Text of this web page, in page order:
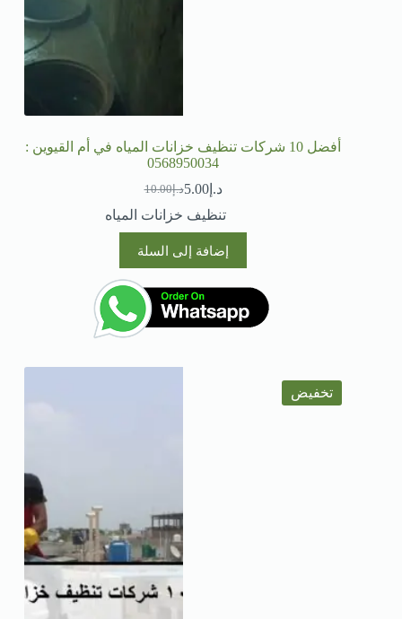
أفضل 10 شركات تنظيف خزانات المياه في أم القيوين :
0568950034
د.إ10.00 د.إ5.00
تنظيف خزانات المياه
إضافة إلى السلة
تخفيض